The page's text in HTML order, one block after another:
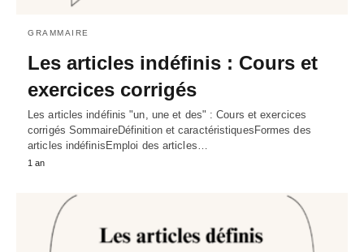
GRAMMAIRE
Les articles indéfinis : Cours et
exercices corrigés
Les articles indéfinis "un, une et des" : Cours et exercices
corrigés SommaireDéfinition et caractéristiquesFormes des
articles indéfinisEmploi des articles…
1 an